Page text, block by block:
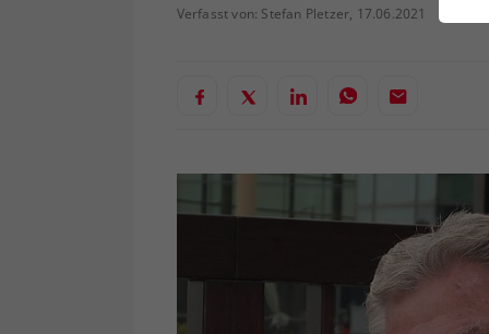
Verfasst von: Stefan Pletzer, 17.06.2021